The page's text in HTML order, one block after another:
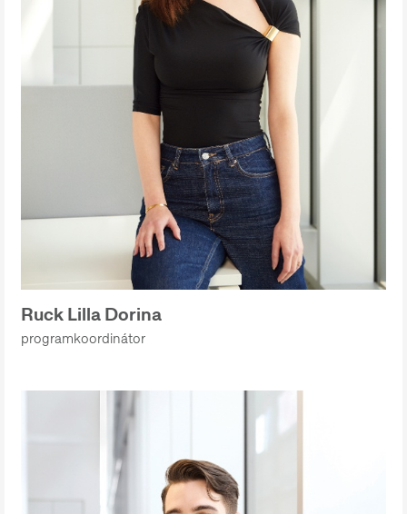
Ruck Lilla Dorina
programkoordinátor